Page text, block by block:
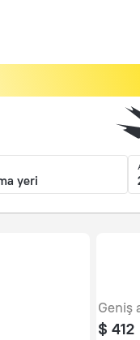
yeri
Geniş
$ 412